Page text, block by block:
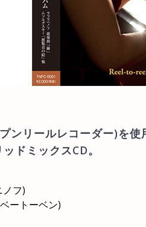
ンリールレコーダー)を使
ドミックスCD。
フ)
ートーベン)